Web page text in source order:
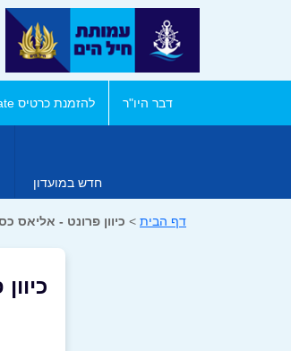
דבר היו"ר להזמנת כרטיס corporate
חדש במועדון
דף הבית > כיוון פרונט - אליאס